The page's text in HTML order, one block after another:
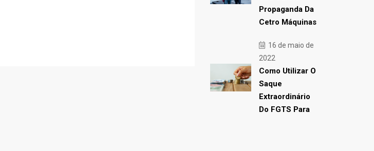
Propaganda Da
Cetro Máquinas
16 de maio de
2022
Como Utilizar O
Saque
Extraordinário
Do FGTS Para